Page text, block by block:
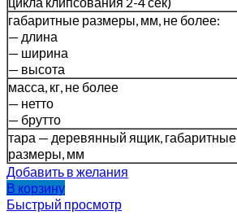
габаритные размеры, мм, не более:
— длина
— ширина
— высота
масса, кг, не более
— нетто
— брутто
тара — деревянный ящик, габаритные
размеры, мм
Добавить в желания
В корзину
Быстрый просмотр